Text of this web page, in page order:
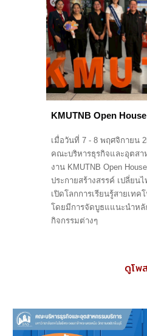
KMUTNB Open
เมื่อวันที่ 7 - 8 พฤศจิกายน
คณะบริหารธุรกิจและอุตสา
งาน KMUTNB Open
ประกายสร้างสรรค์ เปลี่ยน
เปิดโลกการเรียนรู้สายเทค
โดยมีการจัดบูธแแนะนำห
กิจกรรมต่างๆ
ดูโพ